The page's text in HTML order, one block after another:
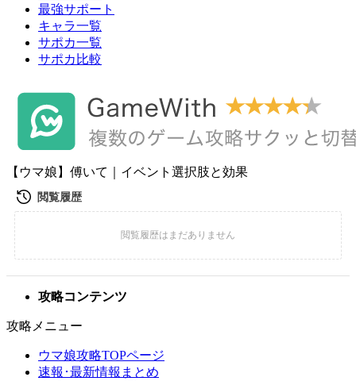
最強サポート
キャラ一覧
サポカ一覧
サポカ比較
【ウマ娘】傅いて｜イベント選択肢と効果
攻略コンテンツ
攻略メニュー
ウマ娘攻略TOPページ
速報･最新情報まとめ